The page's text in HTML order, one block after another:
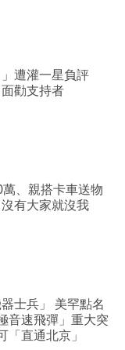
遭灌一星負評
勸支持者
、親搭卡車送物
有大家就沒我
士兵」 美罕點名
音速飛彈」重大突
直通北京」